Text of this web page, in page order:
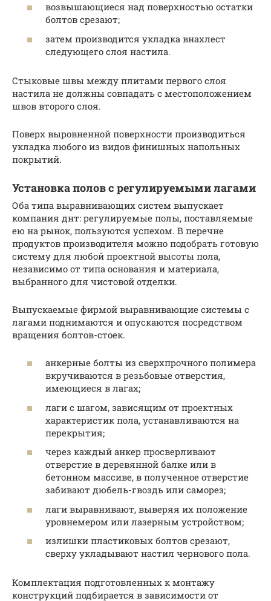
возвышающиеся над поверхностью остатки
болтов срезают;
затем производится укладка внахлест
следующего слоя настила.
Стыковые швы между плитами первого слоя
настила не должны совпадать с местоположением
швов второго слоя.
Поверх выровненной поверхности производиться
укладка любого из видов финишных напольных
покрытий.
Установка полов с регулируемыми лагами
Оба типа выравнивающих систем выпускает
компания днт: регулируемые полы, поставляемые
ею на рынок, пользуются успехом. В перечне
продуктов производителя можно подобрать готовую
систему для любой проектной высоты пола,
независимо от типа основания и материала,
выбранного для чистовой отделки.
Выпускаемые фирмой выравнивающие системы с
лагами поднимаются и опускаются посредством
вращения болтов-стоек.
анкерные болты из сверхпрочного полимера
вкручиваются в резьбовые отверстия,
имеющиеся в лагах;
лаги с шагом, зависящим от проектных
характеристик пола, устанавливаются на
перекрытия;
через каждый анкер просверливают
отверстие в деревянной балке или в
бетонном массиве, в полученное отверстие
забивают дюбель-гвоздь или саморез;
лаги выравнивают, выверяя их положение
уровнемером или лазерным устройством;
излишки пластиковых болтов срезают,
сверху укладывают настил чернового пола.
Комплектация подготовленных к монтажу
конструкций подбирается в зависимости от